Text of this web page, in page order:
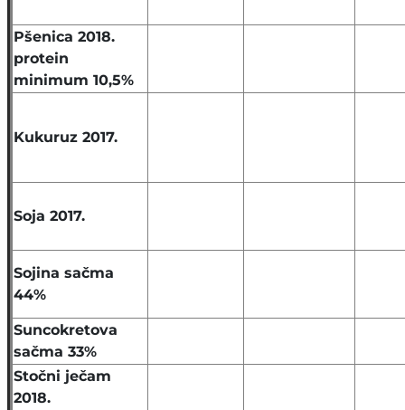
Pšenica 2018.
protein
minimum 10,5%
Kukuruz 2017.
Soja 2017.
Sojina sačma
44%
Suncokretova
sačma 33%
Stočni ječam
2018.